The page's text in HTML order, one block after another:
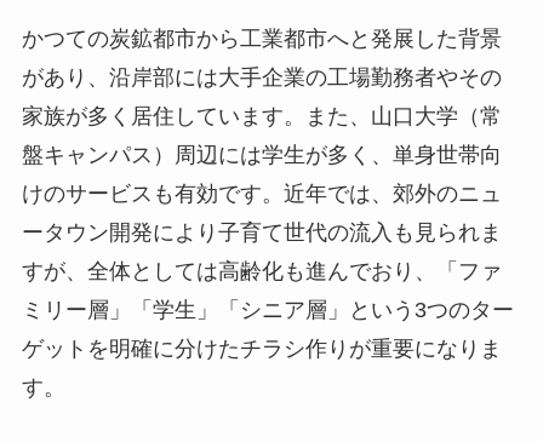
かつての炭鉱都市から工業都市へと発展した背景
があり、沿岸部には大手企業の工場勤務者やその
家族が多く居住しています。また、山口大学（常
盤キャンパス）周辺には学生が多く、単身世帯向
けのサービスも有効です。近年では、郊外のニュ
ータウン開発により子育て世代の流入も見られま
すが、全体としては高齢化も進んでおり、「ファ
ミリー層」「学生」「シニア層」という3つのター
ゲットを明確に分けたチラシ作りが重要になりま
す。